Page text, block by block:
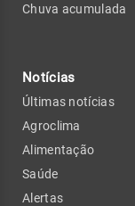
Chuva acumulada
Notícias
Últimas notícias
Agroclima
Alimentação
Saúde
Alertas